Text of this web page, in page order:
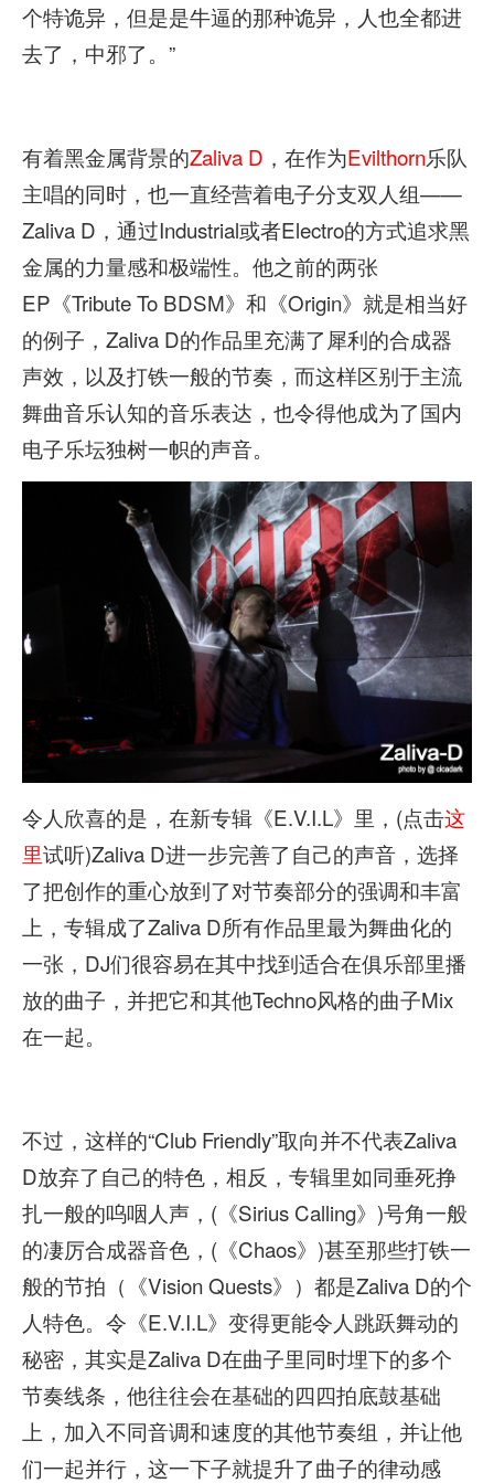
个特诡异，但是是牛逼的那种诡异，人也全都进
去了，中邪了。”
有着黑金属背景的Zaliva D ，在作为Evilthorn乐队
主唱的同时，也一直经营着电子分支双人组——
Zaliva D，通过Industrial或者Electro的方式追求黑
金属的力量感和极端性。他之前的两张
EP《Tribute To BDSM》和《Origin》就是相当好
的例子，Zaliva D的作品里充满了犀利的合成器
声效，以及打铁一般的节奏，而这样区别于主流
舞曲音乐认知的音乐表达，也令得他成为了国内
电子乐坛独树一帜的声音。
令人欣喜的是，在新专辑《E.V.I.L》里，(点击这
里试听)Zaliva D进一步完善了自己的声音，选择
了把创作的重心放到了对节奏部分的强调和丰富
上，专辑成了Zaliva D所有作品里最为舞曲化的
一张，DJ们很容易在其中找到适合在俱乐部里播
放的曲子，并把它和其他Techno风格的曲子Mix
在一起。
不过，这样的“Club Friendly”取向并不代表Zaliva
D放弃了自己的特色，相反，专辑里如同垂死挣
扎一般的呜咽人声，(《Sirius Calling》)号角一般
的凄厉合成器音色，(《Chaos》)甚至那些打铁一
般的节拍（《Vision Quests》）都是Zaliva D的个
人特色。令《E.V.I.L》变得更能令人跳跃舞动的
秘密，其实是Zaliva D在曲子里同时埋下的多个
节奏线条，他往往会在基础的四四拍底鼓基础
上，加入不同音调和速度的其他节奏组，并让他
们一起并行，这一下子就提升了曲子的律动感